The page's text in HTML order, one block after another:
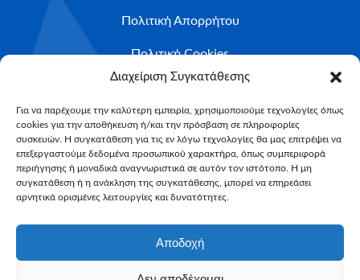
Διαχείριση Συγκατάθεσης
Για να παρέχουμε την καλύτερη εμπειρία, χρησιμοποιούμε τεχνολογίες όπως
cookies για την αποθήκευση ή/και την πρόσβαση σε πληροφορίες
συσκευών. Η συγκατάθεση για τις εν λόγω τεχνολογίες θα μας επιτρέψει να
επεξεργαστούμε δεδομένα προσωπικού χαρακτήρα, όπως συμπεριφορά
περιήγησης ή μοναδικά αναγνωριστικά σε αυτόν τον ιστότοπο. Η μη
συγκατάθεση ή η ανάκληση της συγκατάθεσης, μπορεί να επηρεάσει
αρνητικά ορισμένες λειτουργίες και δυνατότητες.
Αποδοχή
Πολιτική Απορρήτου
Πολιτική Cookies
Ιστορίες ευχών
Το ταξίδι της ευχής
Κριτήρια Καταλληλότητας
Υποβολή Αιτήματος
NEWSLETTER